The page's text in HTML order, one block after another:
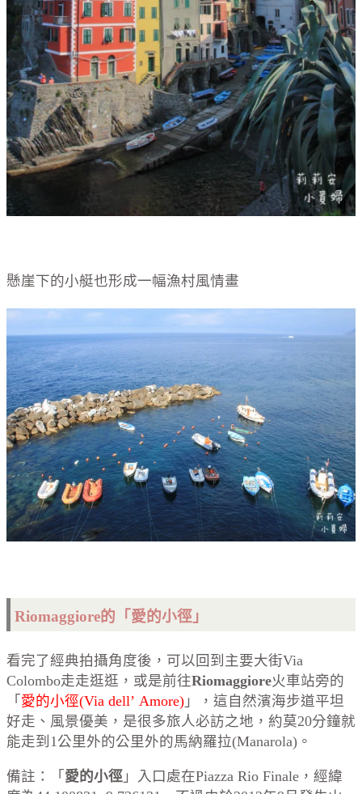
懸崖下的小艇也形成一幅漁村風情畫
Riomaggiore的「愛的小徑」
看完了經典拍攝角度後，可以回到主要大街Via
Colombo走走逛逛，或是前往Riomaggiore火車站旁的
「 愛的小徑(Via dell’ Amore) 」，這自然濱海步道平坦
好走、風景優美，是很多旅人必訪之地，約莫20分鐘就
能走到1公里外的公里外的馬納羅拉(Manarola)。
備註：「愛的小徑 」入口處在Piazza Rio Finale，經緯